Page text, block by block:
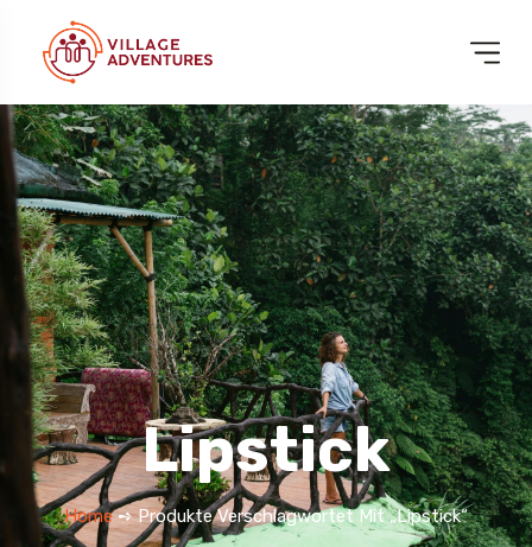
Lipstick
Home➺ Produkte Verschlagwortet Mit „Lipstick“